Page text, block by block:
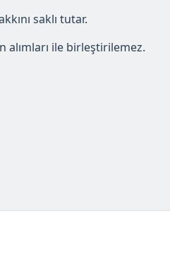
saklı tutar.
ile birleştirilemez.